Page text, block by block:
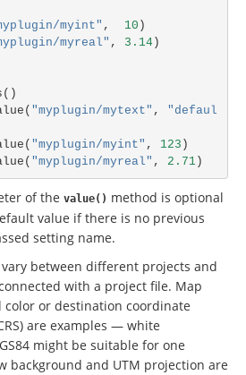
myint" , 10 )
myreal" , 3.14)
()
( "myplugin/mytext" ,
"defaul
( "myplugin/myint" , 123 )
( "myplugin/myreal" , 2.71)
of the value() method is optional
value if there is no previous
setting name.
between different projects and
with a project file. Map
color or destination coordinate
are examples — white
might be suitable for one
background and UTM projection are